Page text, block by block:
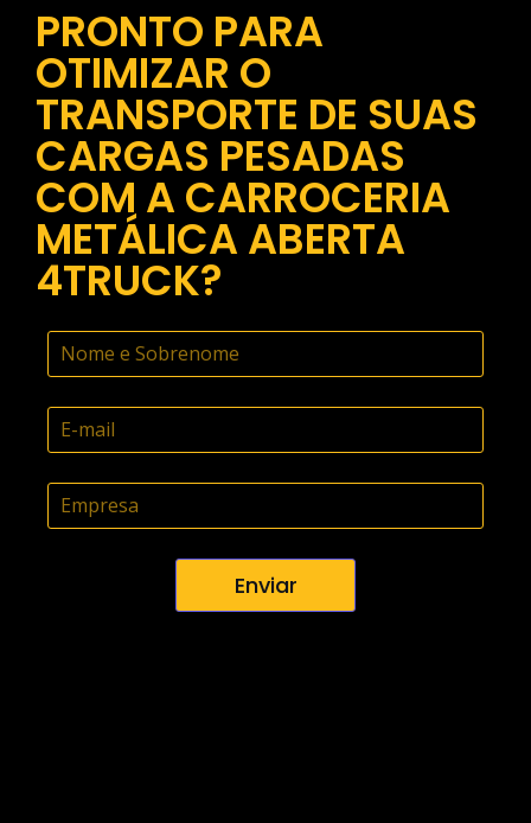
PRONTO PARA
OTIMIZAR O
TRANSPORTE DE SUAS
CARGAS PESADAS
COM A CARROCERIA
METÁLICA ABERTA
4TRUCK?
Enviar